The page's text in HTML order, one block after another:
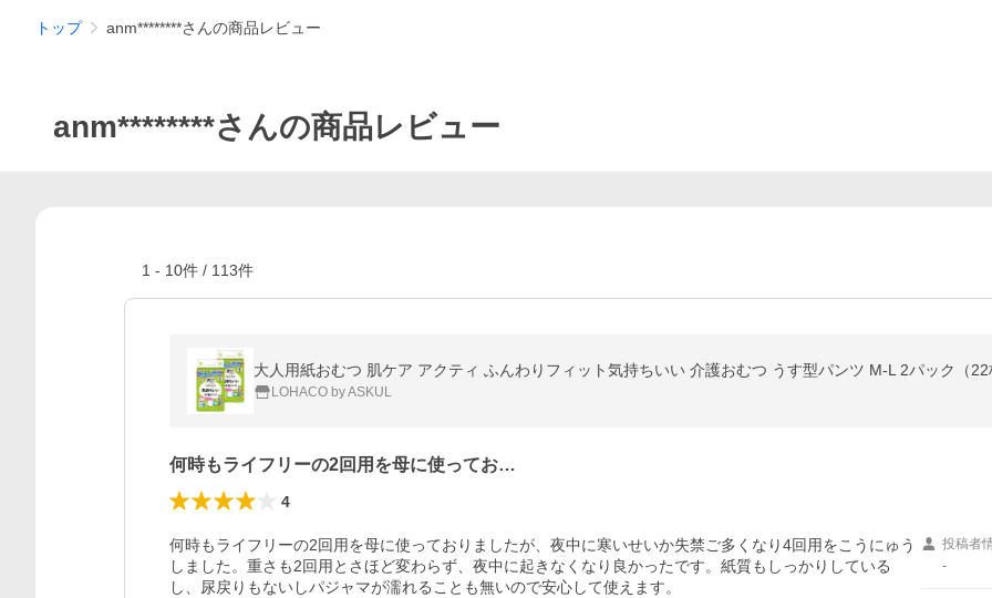
トップ anm********さんの商品レビュー
anm********さんの商品レビュー
1 - 10件 / 113件
大人用紙おむつ 肌ケア アクティ ふんわりフィット気持ちいい 介護おむつ うす型パンツ M-L 2パック（22
LOHACO by ASKUL
何時もライフリーの2回用を母に使ってお…
4
何時もライフリーの2回用を母に使っておりましたが、夜中に寒いせいか失禁ご多くなり4回用をこうにゅう
しました。重さも2回用とさほど変わらず、夜中に起きなくなり良かったです。紙質もしっかりしている
し、尿戻りもないしパジャマが濡れることも無いので安心して使えます。
投稿者
-